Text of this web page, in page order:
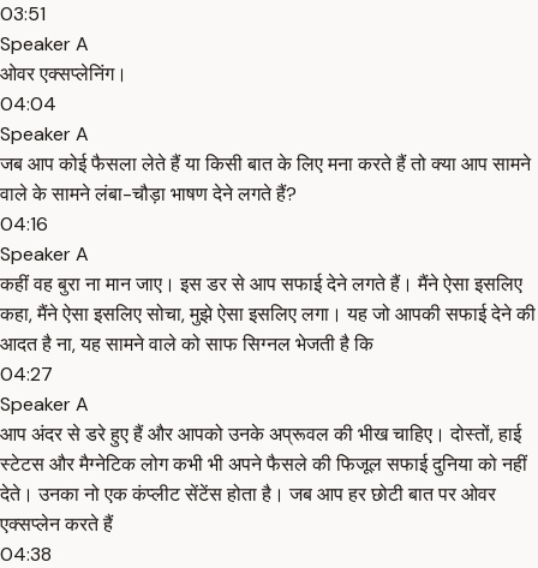
03:51
Speaker A
ओवर एक्सप्लेनिंग।
04:04
Speaker A
जब आप कोई फैसला लेते हैं या किसी बात के लिए मना करते हैं तो क्या आप सामने
वाले के सामने लंबा-चौड़ा भाषण देने लगते हैं?
04:16
Speaker A
कहीं वह बुरा ना मान जाए। इस डर से आप सफाई देने लगते हैं। मैंने ऐसा इसलिए
कहा, मैंने ऐसा इसलिए सोचा, मुझे ऐसा इसलिए लगा। यह जो आपकी सफाई देने की
आदत है ना, यह सामने वाले को साफ सिग्नल भेजती है कि
04:27
Speaker A
आप अंदर से डरे हुए हैं और आपको उनके अप्रूवल की भीख चाहिए। दोस्तों, हाई
स्टेटस और मैग्नेटिक लोग कभी भी अपने फैसले की फिजूल सफाई दुनिया को नहीं
देते। उनका नो एक कंप्लीट सेंटेंस होता है। जब आप हर छोटी बात पर ओवर
एक्सप्लेन करते हैं
04:38